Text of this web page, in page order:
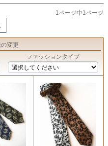
1ページ中1ページ
の変更
ファッションタイプ